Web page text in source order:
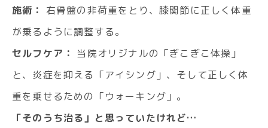
施術：
右骨盤の非荷重をとり、膝関節に正しく体重
が乗るように調整する。
セルフケア： 当院オリジナルの「ぎこぎこ体操」
と、炎症を抑える「アイシング」、そして正しく体
重を乗せるための「ウォーキング」。
「そのうち治る」と思っていたけれど…